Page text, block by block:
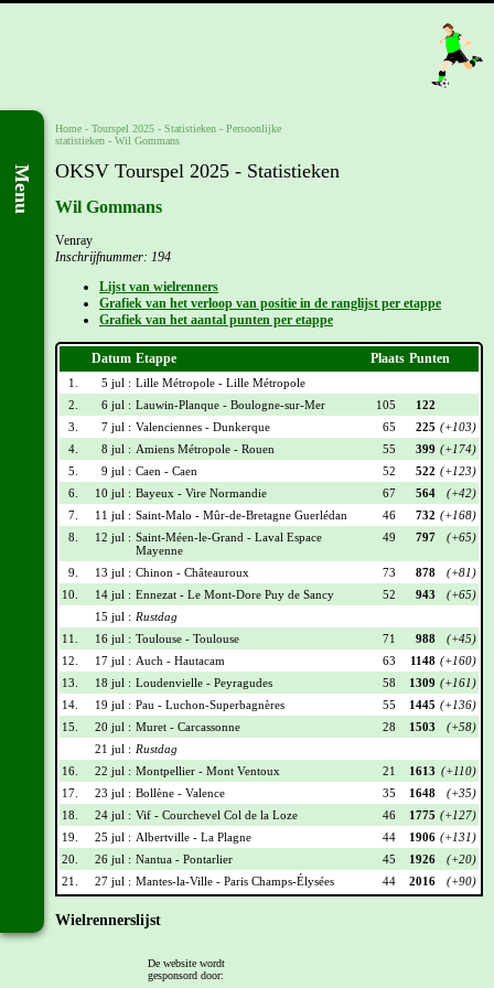
Menu
Home - Tourspel 2025 - Statistieken - Persoonlijke
statistieken - Wil Gommans
OKSV Tourspel 2025 - Statistieken
Wil Gommans
Venray
Inschrijfnummer: 194
Lijst van wielrenners
Grafiek van het verloop van positie in de ranglijst per etappe
Grafiek van het aantal punten per etappe
Datum Etappe Plaats Punten
1. 5 jul : Lille Métropole - Lille Métropole
2.
6 jul : Lauwin-Planque - Boulogne-sur-Mer 105
122
3.
7 jul : Valenciennes - Dunkerque 65 225 (+103)
4.
8 jul : Amiens Métropole - Rouen 55 399 (+174)
5.
9 jul : Caen - Caen 52 522 (+123)
6.
10 jul : Bayeux - Vire Normandie 67 564
(+42)
7.
11 jul : Saint-Malo - Mûr-de-Bretagne Guerlédan 46 732 (+168)
8.
12 jul : Saint-Méen-le-Grand - Laval Espace
Mayenne
49 797 (+65)
9. 13 jul : Chinon - Châteauroux 73 878
(+81)
10.
14 jul : Ennezat - Le Mont-Dore Puy de Sancy 52 943
(+65)
15 jul : Rustdag
11.
16 jul : Toulouse - Toulouse 71 988
(+45)
12.
17 jul : Auch - Hautacam 63 1148 (+160)
13.
18 jul : Loudenvielle - Peyragudes 58 1309 (+161)
14.
19 jul : Pau - Luchon-Superbagnères 55 1445 (+136)
15.
20 jul : Muret - Carcassonne 28 1503
(+58)
21 jul : Rustdag
16.
22 jul : Montpellier - Mont Ventoux 21 1613 (+110)
17.
23 jul : Bollène - Valence 35 1648
(+35)
18.
24 jul : Vif - Courchevel Col de la Loze 46 1775 (+127)
19.
25 jul : Albertville - La Plagne 44 1906 (+131)
20.
26 jul : Nantua - Pontarlier 45 1926
(+20)
21.
27 jul : Mantes-la-Ville - Paris Champs-Élysées 44 2016 (+90)
Wielrennerslijst
Tadej Pogacar
De website wordt
gesponsord door: